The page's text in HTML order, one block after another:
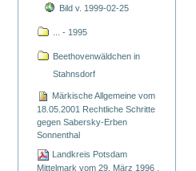
Bild v. 1999-02-25
... - 1995
Beethovenwäldchen in
Stahnsdorf
Märkische Allgemeine vom
18.05.2001 Rechtliche Schritte
gegen Sabersky-Erben
Sonnenthal
Landkreis Potsdam
Mittelmark vom 29. März 1996 ,